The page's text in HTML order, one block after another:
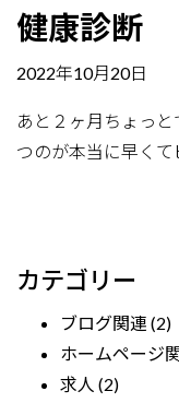
健康診断
2022年10月20日
あと２ヶ月ちょっ
つのが本当に早く
カテゴリー
ブログ関連 (2)
ホームページ
求人 (2)